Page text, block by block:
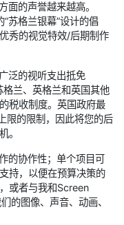
面的声誉越来越高。
苏格兰银幕”设计的倡
秀的视觉特效/后期制作
泛的视听支出抵免
格兰、英格兰和英国其他
税收制度。英国政府最
限的限制，因此将您的后
。
的协作性；单个项目可
持，以便在预算决策的
或者与我和Screen
的图像、声音、动画、